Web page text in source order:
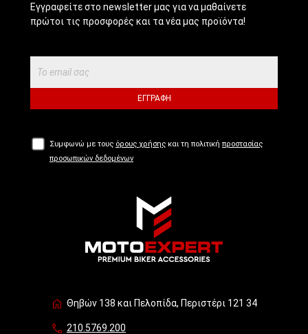
Εγγραφείτε στο newsletter μας για να μαθαίνετε
πρώτοι τις προσφορές και τα νέα μας προϊόντα!
ΕΓΓΡΑΦΉ
Συμφωνώ με τους όρους χρήσης και τη πολιτική προστασίας
προσωπικών δεδομένων
Θηβών 138 και Πελοπίδα, Περιστέρι 121 34
210.5769.200